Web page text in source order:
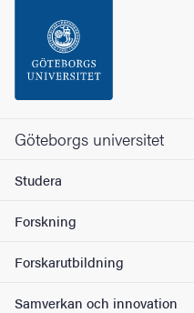
Sidfoten
Om webbplatsen
Göteborgs universitet
Studera
Forskning
Forskarutbildning
Samverkan och innovation